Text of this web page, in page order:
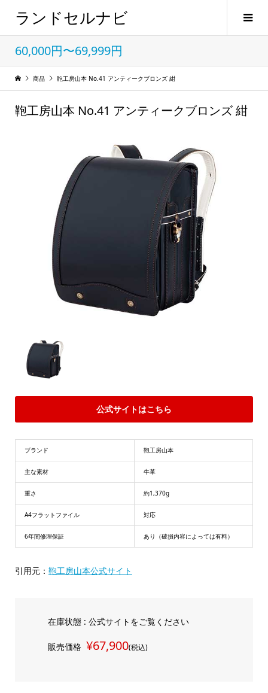
ランドセルナビ
60,000円〜69,999円
商品 鞄工房山本 No.41 アンティークブロンズ 紺
鞄工房山本 No.41 アンティークブロンズ 紺
公式サイトはこちら
ブランド 鞄工房山本
主な素材 牛革
重さ 約1,370g
A4フラットファイル 対応
6年間修理保証 あり（破損内容によっては有料）
引用元： 鞄工房山本公式サイト
在庫状態 : 公式サイトをご覧ください
販売価格 ¥67,900(税込)